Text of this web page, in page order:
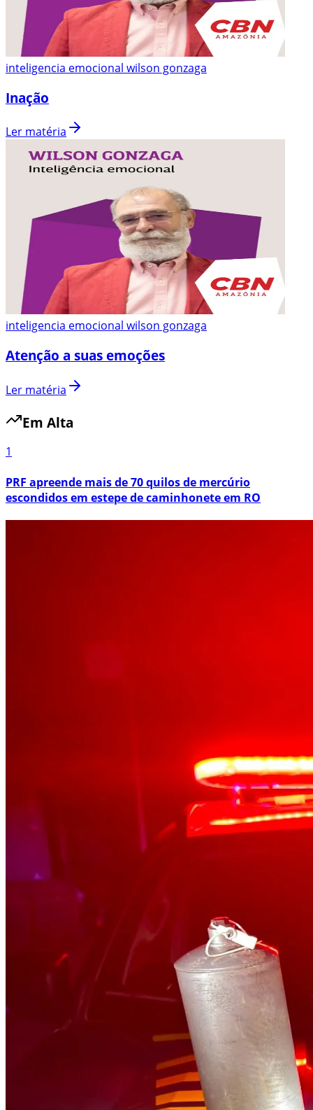
inteligencia emocional wilson gonzaga
Inação
Ler matéria
inteligencia emocional wilson gonzaga
Atenção a suas emoções
Ler matéria
Em Alta
1
PRF apreende mais de 70 quilos de mercúrio
escondidos em estepe de caminhonete em RO